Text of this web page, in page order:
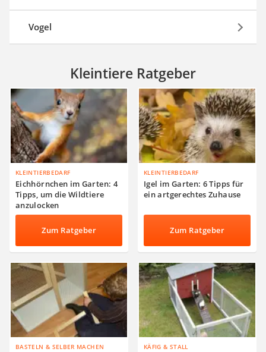
Vogel
Kleintiere Ratgeber
KLEINTIERBEDARF
Eichhörnchen im Garten: 4
Tipps, um die Wildtiere
anzulocken
Zum Ratgeber
KLEINTIERBEDARF
Igel im Garten: 6 Tipps für
ein artgerechtes Zuhause
Zum Ratgeber
BASTELN & SELBER MACHEN KÄFIG & STALL